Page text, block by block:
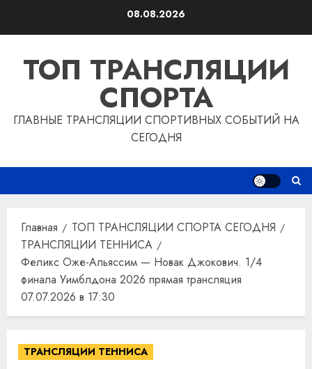
08.08.2026
ТОП ТРАНСЛЯЦИИ
СПОРТА
ГЛАВНЫЕ ТРАНСЛЯЦИИ СПОРТИВНЫХ СОБЫТИЙ НА
СЕГОДНЯ
Главная
ТОП ТРАНСЛЯЦИИ СПОРТА СЕГОДНЯ
ТРАНСЛЯЦИИ ТЕННИСА
Феликс Оже-Альяссим — Новак Джокович. 1/4
финала Уимблдона 2026 прямая трансляция
07.07.2026 в 17:30
ТРАНСЛЯЦИИ ТЕННИСА